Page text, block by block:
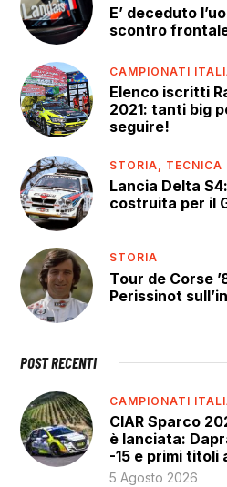
E’ deceduto
scontro
CAMPIONATI
Elenco iscritti
2021: tanti big
seguire!
STORIA, TECNICA
Lancia Delta
costruita per il
STORIA
Tour de Corse
Perissinot
POST RECENTI
CAMPIONATI
CIAR Sparco
è lanciata:
-15 e primi titoli
5 Agosto 2026